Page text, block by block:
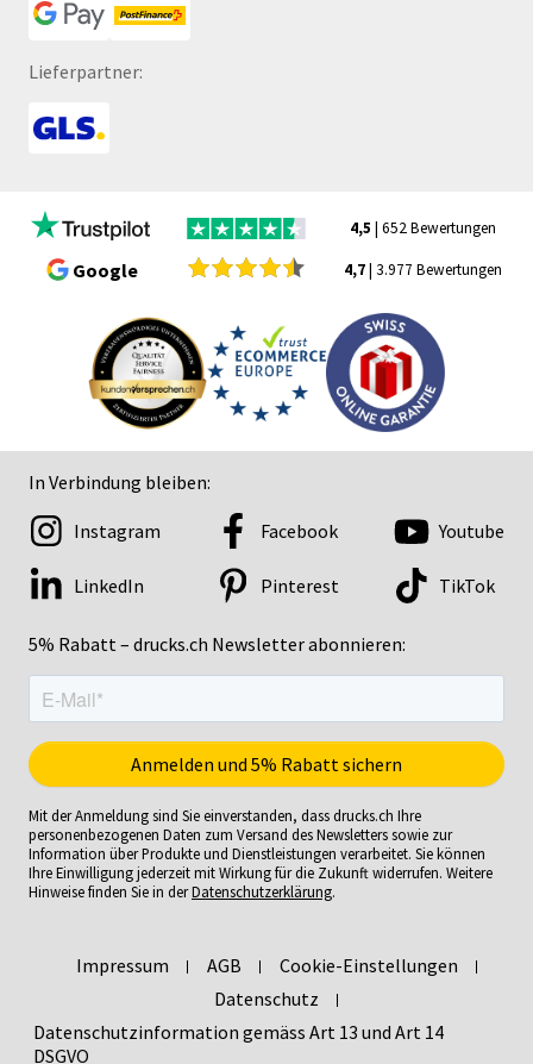
Lieferpartner:
4,5 | 652 Bewertungen
Google 4,7| 3.977 Bewertungen
In Verbindung bleiben:
5% Rabatt – drucks.ch Newsletter abonnieren:
Instagram Facebook Youtube
LinkedIn Pinterest TikTok
Mit der Anmeldung sind Sie einverstanden, dass drucks.ch Ihre
personenbezogenen Daten zum Versand des Newsletters sowie zur
Information über Produkte und Dienstleistungen verarbeitet. Sie können
Ihre Einwilligung jederzeit mit Wirkung für die Zukunft widerrufen. Weitere
Hinweise finden Sie in derDatenschutzerklärung.
Impressum AGB
Cookie-Einstellungen
Datenschutz
Datenschutzinformation gemäss Art 13 und Art 14
DSGVO